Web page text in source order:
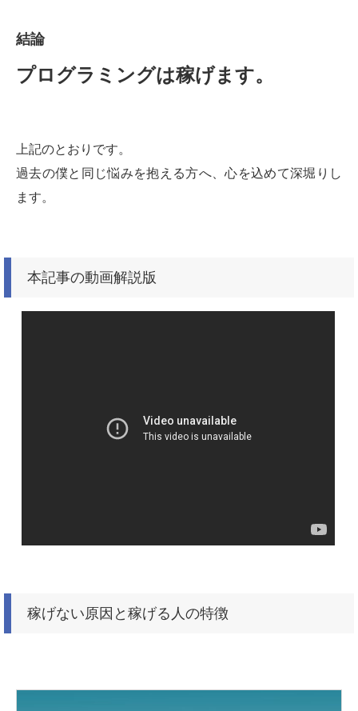
結論
プログラミングは稼げます。
上記のとおりです。
過去の僕と同じ悩みを抱える方へ、心を込めて深堀りし
ます。
本記事の動画解説版
稼げない原因と稼げる人の特徴